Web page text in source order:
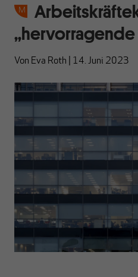
„hervorragende
Von Eva Roth 14. Juni 2023